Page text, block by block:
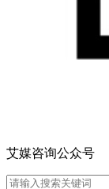
艾媒咨询公众号